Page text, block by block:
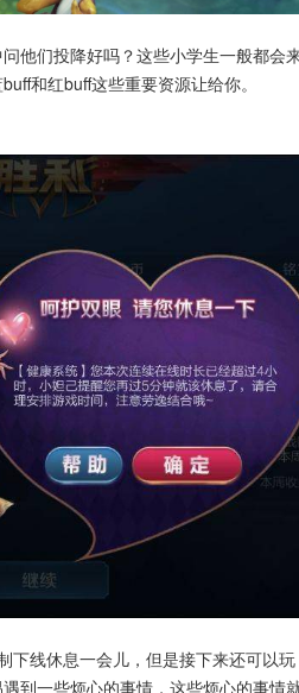
他们投降好吗？这些小学生一般都会
和红buff这些重要资源让给你。
线休息一会儿，但是接下来还可以
到一些烦心的事情，这些烦心的事情